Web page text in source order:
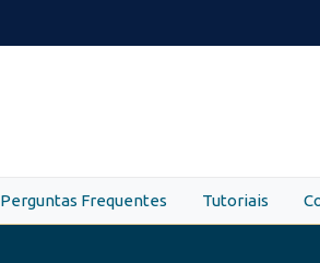
Perguntas Frequentes Tutoriais